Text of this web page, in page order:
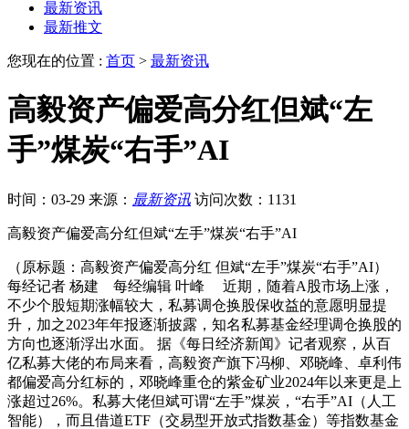
最新资讯
最新推文
您现在的位置 : 首页 > 最新资讯
高毅资产偏爱高分红但斌“左
手”煤炭“右手”AI
时间：03-29 来源： 最新资讯 访问次数：1131
高毅资产偏爱高分红但斌“左手”煤炭“右手”AI
（原标题：高毅资产偏爱高分红 但斌“左手”煤炭“右手”AI）
每经记者 杨建 每经编辑 叶峰 近期，随着A股市场上涨，
不少个股短期涨幅较大，私募调仓换股保收益的意愿明显提
升，加之2023年年报逐渐披露，知名私募基金经理调仓换股的
方向也逐渐浮出水面。 据《每日经济新闻》记者观察，从百
亿私募大佬的布局来看，高毅资产旗下冯柳、邓晓峰、卓利伟
都偏爱高分红标的，邓晓峰重仓的紫金矿业2024年以来更是上
涨超过26%。私募大佬但斌可谓“左手”煤炭，“右手”AI（人工
智能），而且借道ETF（交易型开放式指数基金）等指数基金